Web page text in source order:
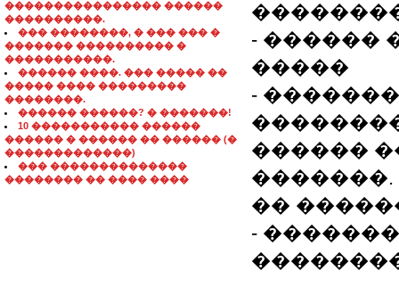
���������������� ������
����������.
��� ��������, � ��� ��� �
������� ���������� �
�����������.
������ ����. ��� ����� ��
����� ���� ���������
��������.
������ ������? � �������!
10 ����������� ������
������ � ������ �� ������ (�
�������������)
��� ��������������
�������� �� ���� ����
- ������
�����
-
������
��
-